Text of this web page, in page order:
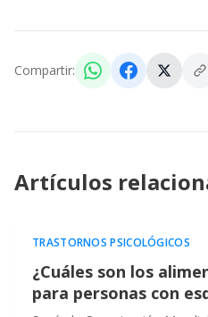
Compartir:
Artículos
TRASTORNOS PSICOLÓGICOS
¿Cuáles son los
para personas con